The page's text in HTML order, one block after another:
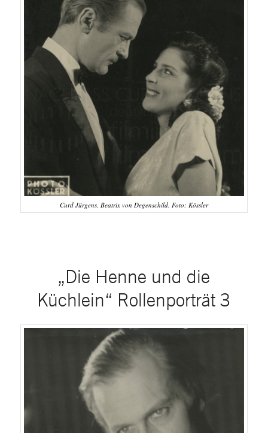
Curd Jürgens, Beatrix von Degenschild. Foto: Kössler
„Die Henne und die
Küchlein“ Rollenporträt 3